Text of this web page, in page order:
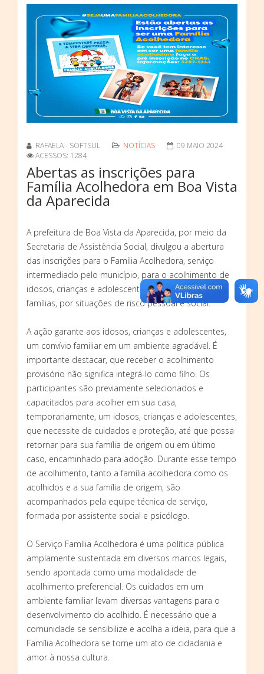
RAFAELA - SOFTSUL NOTÍCIAS
09 MAIO 2024
ACESSOS: 1284
Abertas as inscrições para
Família Acolhedora em Boa Vista
da Aparecida
A prefeitura de Boa Vista da Aparecida, por meio da
Secretaria de Assistência Social, divulgou a abertura
das inscrições para o Família Acolhedora, serviço
intermediado pelo município, para o acolhimento de
idosos, crianças e adolescentes, retirados de suas
famílias, por situações de risco pessoal e social.
A ação garante aos idosos, crianças e adolescentes,
um convívio familiar em um ambiente agradável. É
importante destacar, que receber o acolhimento
provisório não significa integrá-lo como filho. Os
participantes são previamente selecionados e
capacitados para acolher em sua casa,
temporariamente, um idosos, crianças e adolescentes,
que necessite de cuidados e proteção, até que possa
retornar para sua família de origem ou em último
caso, encaminhado para adoção. Durante esse tempo
de acolhimento, tanto a família acolhedora como os
acolhidos e a sua família de origem, são
acompanhados pela equipe técnica de serviço,
formada por assistente social e psicólogo.
O Serviço Família Acolhedora é uma política pública
amplamente sustentada em diversos marcos legais,
sendo apontada como uma modalidade de
acolhimento preferencial. Os cuidados em um
ambiente familiar levam diversas vantagens para o
desenvolvimento do acolhido. É necessário que a
comunidade se sensibilize e acolha a ideia, para que a
Família Acolhedora se torne um ato de cidadania e
amor à nossa cultura.